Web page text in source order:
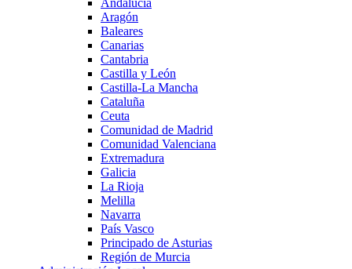
Aragón
Baleares
Canarias
Cantabria
Castilla y León
Castilla-La Mancha
Cataluña
Ceuta
Comunidad de Madrid
Comunidad Valenciana
Extremadura
Galicia
La Rioja
Melilla
Navarra
País Vasco
Principado de Asturias
Región de Murcia